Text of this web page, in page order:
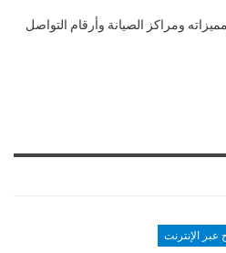
ومراكز الصيانة وأرقام التواصل
عبر الإنترنت